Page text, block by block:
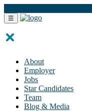
☰
About
Employer
Jobs
Star Candidates
Team
Blog & Media